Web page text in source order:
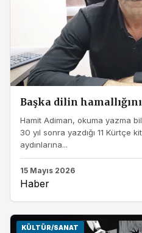
Başka dilin
Hamit Adiman, okuma yazma
30 yıl sonra yazdığı 11 Kürtçe
aydınlarına...
15 Mayıs 2026
Haber
KÜLTÜR/SANAT